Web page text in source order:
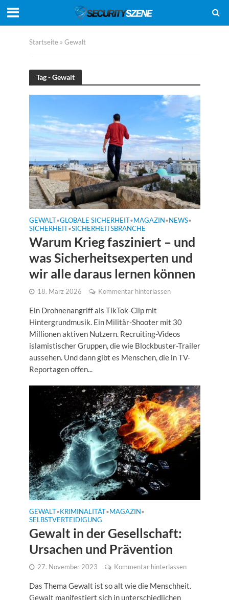
Startseite » Gewalt
Tag - Gewalt
GEWALT•GLOBALE SICHERHEIT• MAGAZIN • NEWS•
SICHERHEIT•SICHERHEITSBRANCHE
Warum Krieg fasziniert – und
was Sicherheitsexperten und
wir alle daraus lernen können
18. März 2026 Kommentar hinterlassen
Ein Drohnenangriff als TikTok-Clip mit
Hintergrundmusik. Ein Militär-Shooter mit 30
Millionen aktiven Nutzern. Recruiting-Videos
islamistischer Gruppen, die wie Blockbuster-Trailer
aussehen. Und dann gibt es Menschen, die in TV-
Reportagen offen...
GEWALT•KRIMINALITÄT•MAGAZIN•
SELBSTVERTEIDIGUNG
Gewalt in der Gesellschaft:
Ursachen und Prävention
27. November 2023 Kommentar hinterlassen
Das Thema Gewalt ist so alt wie die Menschheit.
Gewalt manifestiert sich in unterschiedlichen